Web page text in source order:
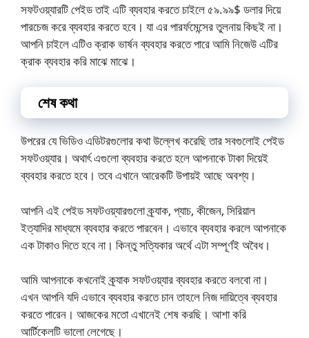
সফটওয়্যারটি পেইড তাই এটি ব্যবহার করতে চাইলে ৫৯.৯৯$ ডলার দিয়ে
পারচেজ করে ব্যবহার করতে হবে। যা এর পারর্ফমেন্সের তুলনায় কিছই না।
আপনি চাইলে এটিও ক্রাক ভার্ষন ব্যবহার করতে পারে আমি নিজেউ এটির
ক্রাক ব্যবহার করি মাঝে মাঝে।
শেষ কথা
উপরের যে ভিডিও এডিটরগুলোর কথা উল্লেখ করেছি তার সবগুলোই পেইড
সফটওয়্যার। অথার্ৎ এগুলো ব্যবহার করতে হলে আপনাকে টাকা দিয়েই
ব্যবহার করতে হবে। তবে এখানে আরেকটি উপায়ই আছে অবশ্য।
আপনি এই পেইড সফটওয়্যারগুলো ক্র্যাক, প্যাচ, কীজেন, সিরিয়াল
ইত্যাদির মাধ্যমে ব্যবহার করতে পারবেন। এভাবে ব্যবহার করলে আপনাকে
এক টাকাও দিতে হবে না। কিন্তু সত্যিকার অর্থে এটা সম্পূর্ণই অবৈধ।
আমি আপনাকে কখনোই ক্র্যাক সফটওয়্যার ব্যবহার করতে বলবো না।
এখন আপনি যদি এভাবে ব্যবহার করতে চান তাহলে নিজ দায়িত্বে ব্যবহার
করতে পারেন। আজকের মতো এখানেই শেষ করছি। আশা করি
আর্টিকেলটি ভালো লেগেছে।